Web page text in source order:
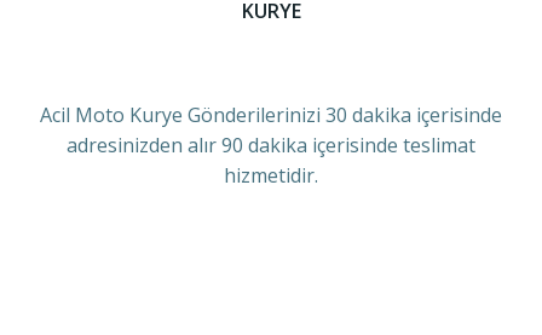
KURYE
Acil Moto Kurye Gönderilerinizi 30 dakika içerisinde
adresinizden alır 90 dakika içerisinde teslimat
hizmetidir.